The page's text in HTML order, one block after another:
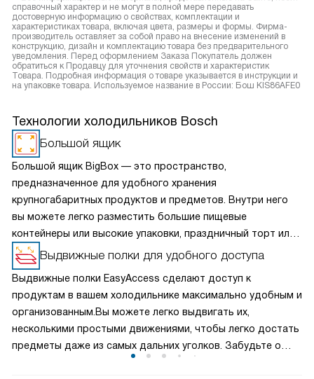
справочный характер и не могут в полной мере передавать
достоверную информацию о свойствах, комплектации и
характеристиках товара, включая цвета, размеры и формы. Фирма-
производитель оставляет за собой право на внесение изменений в
конструкцию, дизайн и комплектацию товара без предварительного
уведомления. Перед оформлением Заказа Покупатель должен
обратиться к Продавцу для уточнения свойств и характеристик
Товара. Подробная информация о товаре указывается в инструкции и
на упаковке товара. Используемое название в России: Бош KIS86AFE0
Технологии холодильников Bosch
Большой ящик
Большой ящик BigBox — это пространство,
предназначенное для удобного хранения
крупногабаритных продуктов и предметов. Внутри него
вы можете легко разместить большие пищевые
контейнеры или высокие упаковки, праздничный торт или
птицу целиком. Большой ящик BigBox позволяет
максимально использовать пространство вашей техники,
обеспечивая удобный доступ и хранение продуктов
разных размеров.
Выдвижные полки для удобного доступа
Выдвижные полки EasyAccess сделают доступ к
продуктам в вашем холодильнике максимально удобным и
организованным.Вы можете легко выдвигать их,
несколькими простыми движениями, чтобы легко достать
предметы даже из самых дальних уголков. Забудьте о